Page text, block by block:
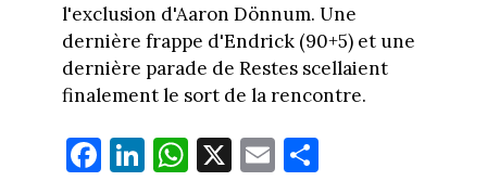
l'exclusion d'Aaron Dönnum. Une
dernière frappe d'Endrick (90+5) et une
dernière parade de Restes scellaient
finalement le sort de la rencontre.
Fa Li W X E Pa